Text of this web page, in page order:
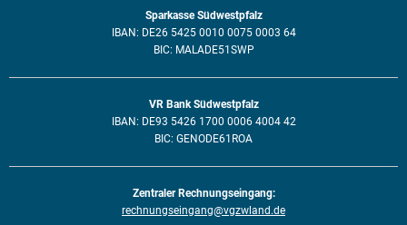
Sparkasse Südwestpfalz
IBAN: DE26 5425 0010 0075 0003 64
BIC: MALADE51SWP
VR Bank Südwestpfalz
IBAN: DE93 5426 1700 0006 4004 42
BIC: GENODE61ROA
Zentraler Rechnungseingang:
rechnungseingang@vgzwland.de